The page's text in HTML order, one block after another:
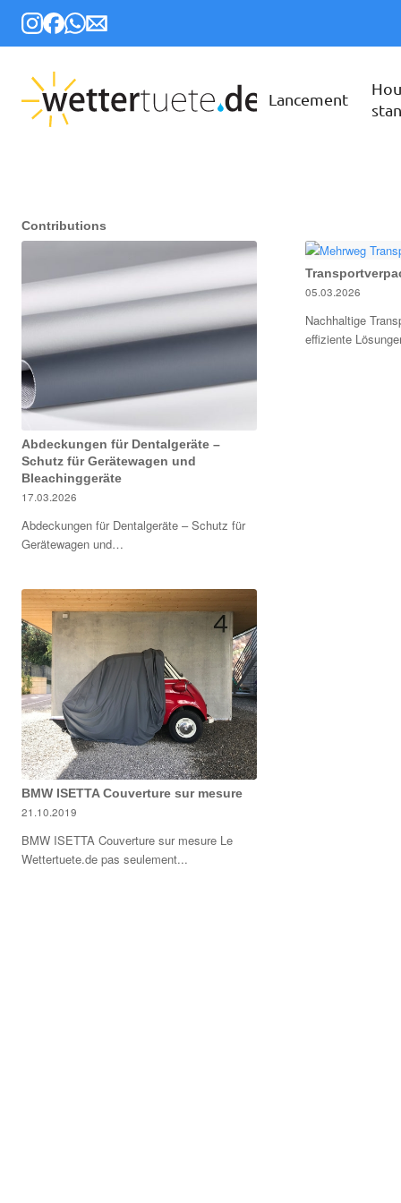
Lancement
Contributions
Abdeckungen für Dentalgeräte –
Schutz für Gerätewagen und
Bleachinggeräte
17.03.2026
Abdeckungen für Dentalgeräte – Schutz für
Gerätewagen und…
05.03.2026
Nachhaltige
effiziente
BMW ISETTA Couverture sur mesure
21.10.2019
BMW ISETTA Couverture sur mesure Le
Wettertuete.de pas seulement...